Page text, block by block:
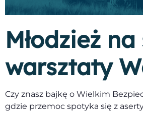
Młodzież
warsztaty
Czy znasz bajkę o Wielkim
gdzie przemoc spotyka się z